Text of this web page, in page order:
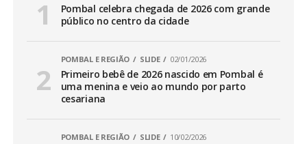
Pombal celebra chegada de 2026 com grande
público no centro da cidade
POMBAL E REGIÃO SLIDE 02/01/2026
Primeiro bebê de 2026 nascido em Pombal é
uma menina e veio ao mundo por parto
cesariana
POMBAL E REGIÃO SLIDE 10/02/2026